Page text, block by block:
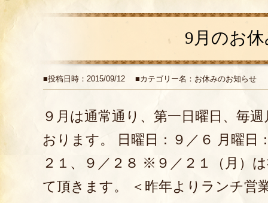
9月のお
■投稿日時：2015/09/12 ■カテゴリー名：お休みのお知らせ
９月は通常通り、第一日曜日、毎
おります。 日曜日：９／６ 月曜日
２１、９／２８ ※９／２１（月）
て頂きます。 ＜昨年よりランチ営